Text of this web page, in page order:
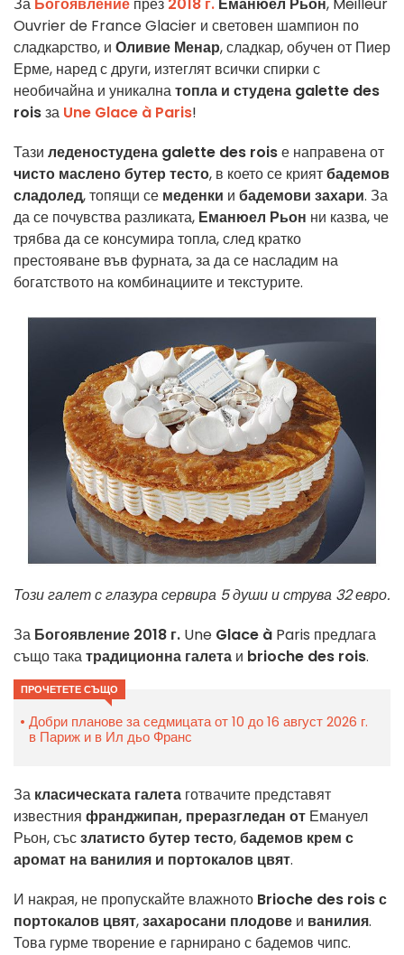
За Богоявление през 2018 г. Еманюел Рьон, Meilleur
Ouvrier de France Glacier и световен шампион по
сладкарство, и Оливие Менар, сладкар, обучен от Пиер
Ерме, наред с други, изтеглят всички спирки с
необичайна и уникалнатопла и студена galette des
roisза Une Glace à Paris!
Тази леденостудена galette des roisе направена от
чисто маслено бутер тесто, в което се криятбадемов
сладолед, топящи се меденки и бадемови захари. За
да се почувства разликата, Еманюел Рьон ни казва, че
трябва да се консумира топла, след кратко
престояване във фурната, за да се насладим на
богатството на комбинациите и текстурите.
Този галет с глазура сервира 5 души и струва 32 евро.
За Богоявление 2018 г. Une Glace à Paris предлага
също такатрадиционна галета и brioche des rois.
ПРОЧЕТЕТЕ СЪЩО
Добри планове за седмицата от 10 до 16 август 2026 г.
в Париж и в Ил дьо Франс
За класическата галета готвачите представят
известния франджипан, преразгледан от Емануел
Рьон, съсзлатисто бутер тесто,бадемов крем с
аромат на ванилия и портокалов цвят.
И накрая, не пропускайте влажното Brioche des rois с
портокалов цвят,захаросани плодове и ванилия.
Това гурме творение е гарнирано с бадемов чипс.